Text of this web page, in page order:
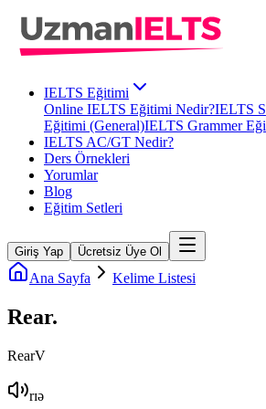
IELTS Eğitimi
Online IELTS Eğitimi Nedir?IELTS
Eğitimi (General)IELTS Grammer
IELTS AC/GT Nedir?
Ders Örnekleri
Yorumlar
Blog
Eğitim Setleri
Giriş Yap Ücretsiz Üye Ol
Ana Sayfa Kelime Listesi
Rear.
RearV
rɪə